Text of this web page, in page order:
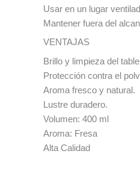
Usar en un lugar
Mantener fuera del
VENTAJAS
Brillo y limpieza del
Protección contra el
Aroma fresco y natural.
Lustre duradero.
Volumen: 400 ml
Aroma: Fresa
Alta Calidad